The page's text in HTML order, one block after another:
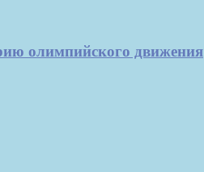
олимпийского движения